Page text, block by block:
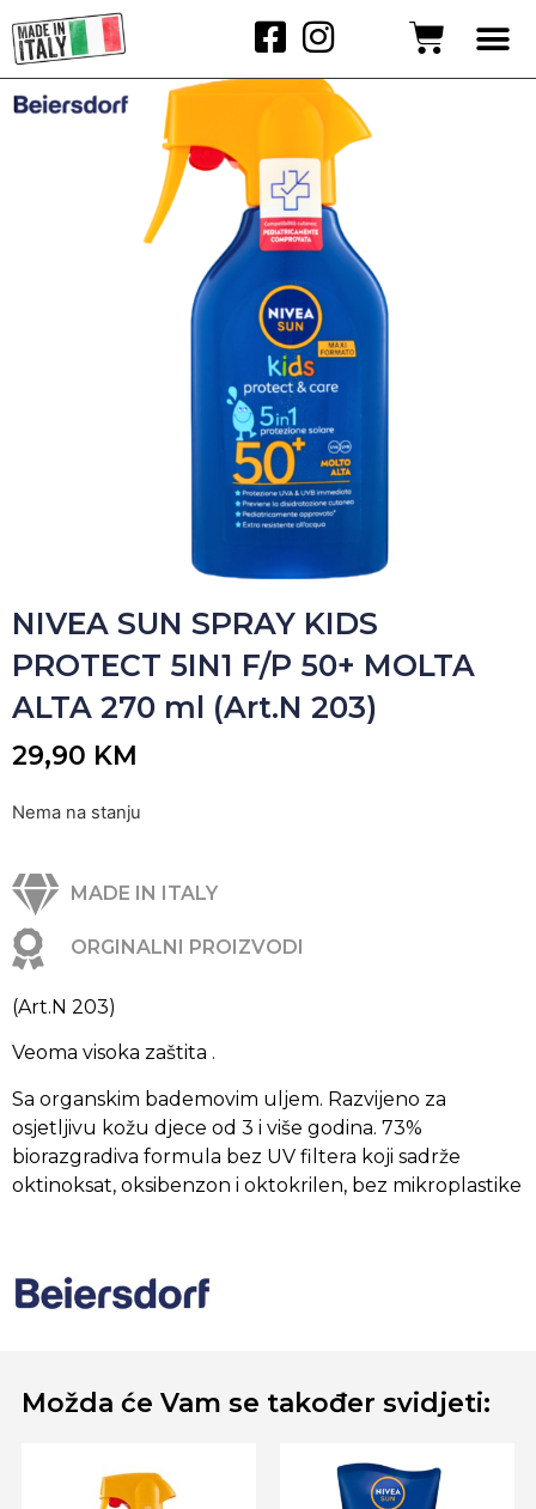
NIVEA SUN SPRAY KIDS
PROTECT 5IN1 F/P 50+ MOLTA
ALTA 270 ml (Art.N 203)
29,90 KM
Nema na stanju
MADE IN ITALY
ORGINALNI PROIZVODI
(Art.N 203)
Veoma visoka zaštita .
Sa organskim bademovim uljem. Razvijeno za
osjetljivu kožu djece od 3 i više godina. 73%
biorazgradiva formula bez UV filtera koji sadrže
oktinoksat, oksibenzon i oktokrilen, bez mikroplastike
Možda će Vam se također svidjeti: